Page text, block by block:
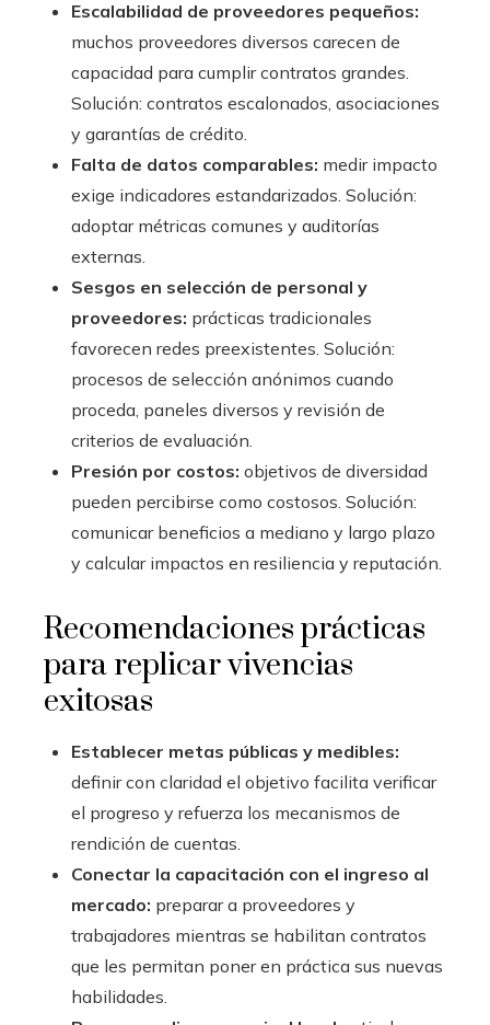
Escalabilidad de proveedores pequeños:
muchos proveedores diversos carecen de
capacidad para cumplir contratos grandes.
Solución: contratos escalonados, asociaciones
y garantías de crédito.
Falta de datos comparables: medir impacto
exige indicadores estandarizados. Solución:
adoptar métricas comunes y auditorías
externas.
Sesgos en selección de personal y
proveedores: prácticas tradicionales
favorecen redes preexistentes. Solución:
procesos de selección anónimos cuando
proceda, paneles diversos y revisión de
criterios de evaluación.
Presión por costos: objetivos de diversidad
pueden percibirse como costosos. Solución:
comunicar beneficios a mediano y largo plazo
y calcular impactos en resiliencia y reputación.
Recomendaciones prácticas
para replicar vivencias
exitosas
Establecer metas públicas y medibles:
definir con claridad el objetivo facilita verificar
el progreso y refuerza los mecanismos de
rendición de cuentas.
Conectar la capacitación con el ingreso al
mercado: preparar a proveedores y
trabajadores mientras se habilitan contratos
que les permitan poner en práctica sus nuevas
habilidades.